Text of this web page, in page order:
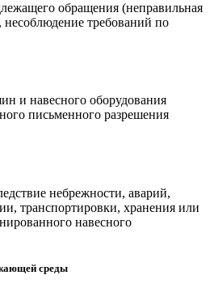
обращения (неправильная
несоблюдение требований по
и навесного оборудования
письменного разрешения
небрежности, аварий,
транспортировки, хранения или
навесного
среды